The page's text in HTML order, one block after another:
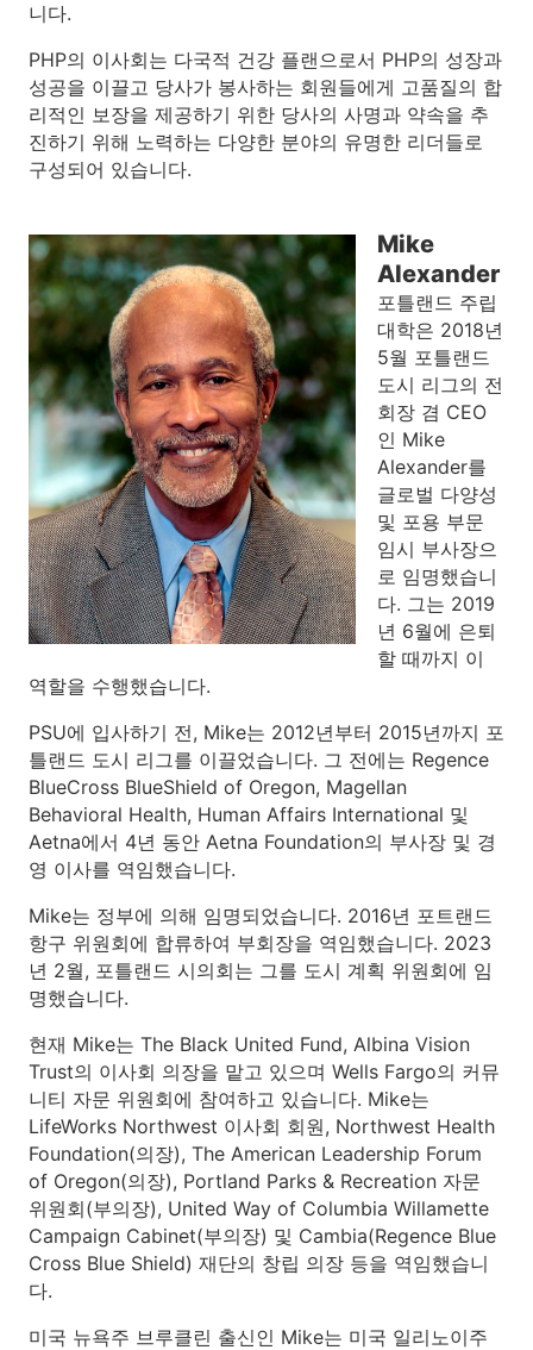
니다.
PHP의 이사회는 다국적 건강 플랜으로서 PHP의 성장과
성공을 이끌고 당사가 봉사하는 회원들에게 고품질의 합
리적인 보장을 제공하기 위한 당사의 사명과 약속을 추
진하기 위해 노력하는 다양한 분야의 유명한 리더들로
구성되어 있습니다.
Mike
Alexander
포틀랜드 주립
대학은 2018년
5월 포틀랜드
도시 리그의 전
회장 겸 CEO
인 Mike
Alexander를
글로벌 다양성
및 포용 부문
임시 부사장으
로 임명했습니
다. 그는 2019
년 6월에 은퇴
할 때까지 이
역할을 수행했습니다.
PSU에 입사하기 전, Mike는 2012년부터 2015년까지 포
틀랜드 도시 리그를 이끌었습니다. 그 전에는 Regence
BlueCross BlueShield of Oregon, Magellan
Behavioral Health, Human Affairs International 및
Aetna에서 4년 동안 Aetna Foundation의 부사장 및 경
영 이사를 역임했습니다.
Mike는 정부에 의해 임명되었습니다. 2016년 포트랜드
항구 위원회에 합류하여 부회장을 역임했습니다. 2023
년 2월, 포틀랜드 시의회는 그를 도시 계획 위원회에 임
명했습니다.
현재 Mike는 The Black United Fund, Albina Vision
Trust의 이사회 의장을 맡고 있으며 Wells Fargo의 커뮤
니티 자문 위원회에 참여하고 있습니다. Mike는
LifeWorks Northwest 이사회 회원, Northwest Health
Foundation(의장), The American Leadership Forum
of Oregon(의장), Portland Parks & Recreation 자문
위원회(부의장), United Way of Columbia Willamette
Campaign Cabinet(부의장) 및 Cambia(Regence Blue
Cross Blue Shield) 재단의 창립 의장 등을 역임했습니
다.
미국 뉴욕주 브루클린 출신인 Mike는 미국 일리노이주